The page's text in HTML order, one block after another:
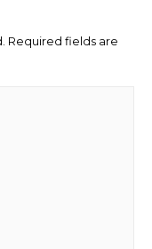
Required fields are